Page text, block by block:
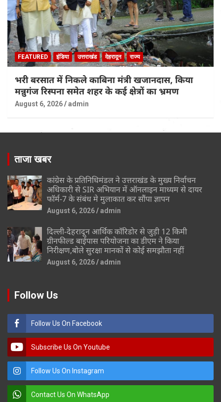
FEATURED इंडिया उत्तराखंड देहरादून राज्य
भरी बरसात में निकले काबिना मंत्री खजानदास, किया
मन्नुगंज रिस्पना समेत शहर के कई क्षेत्रों का भ्रमण
August 6, 2026 admin
ताजा खबर
कांग्रेस के प्रतिनिधिमंडल ने उत्तराखंड के मुख्य निर्वाचन
अधिकारी से SIR अभियान में ऑनलाइन माध्यम से दायर
फॉर्म-7 के संबंध मे मुलाकात कर सौंपा ज्ञापन
August 6, 2026 admin
दिल्ली-देहरादून आर्थिक कॉरिडोर से जुड़ी 12 किमी
ग्रीनफील्ड बाईपास परियोजना का डीएम ने किया
निरीक्षण,बोले सुरक्षा मानकों से कोई समझौता नहीं
August 6, 2026 admin
Follow Us
Follow Us On Facebook
Subscribe Us On Youtube
Follow Us On Instagram
Contact Us On WhatsApp